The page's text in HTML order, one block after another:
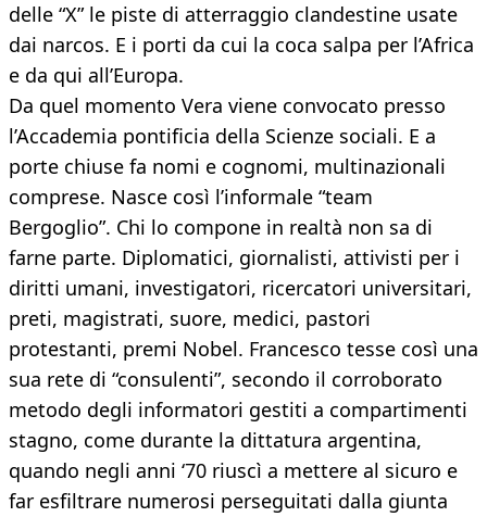
delle “X” le piste di atterraggio clandestine usate
dai narcos. E i porti da cui la coca salpa per l’Africa
e da qui all’Europa.
Da quel momento Vera viene convocato presso
l’Accademia pontificia della Scienze sociali. E a
porte chiuse fa nomi e cognomi, multinazionali
comprese. Nasce così l’informale “team
Bergoglio”. Chi lo compone in realtà non sa di
farne parte. Diplomatici, giornalisti, attivisti per i
diritti umani, investigatori, ricercatori universitari,
preti, magistrati, suore, medici, pastori
protestanti, premi Nobel. Francesco tesse così una
sua rete di “consulenti”, secondo il corroborato
metodo degli informatori gestiti a compartimenti
stagno, come durante la dittatura argentina,
quando negli anni ‘70 riuscì a mettere al sicuro e
far esfiltrare numerosi perseguitati dalla giunta